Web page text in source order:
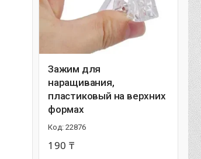
Зажим для
наращивания,
пластиковый на верхних
формах
22876
190 ₸